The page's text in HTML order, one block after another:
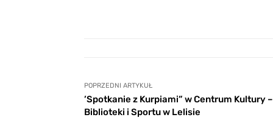
POPRZEDNI ARTYKUŁ
’Spotkanie z Kurpiami” w Centrum Kultury –
Biblioteki i Sportu w Lelisie